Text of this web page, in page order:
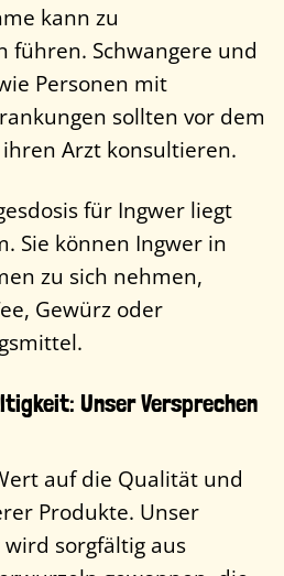
kann zu
führen. Schwangere und
Personen mit
sollten vor dem
Arzt konsultieren.
für Ingwer liegt
Sie können Ingwer in
zu sich nehmen,
Gewürz oder
Unser Versprechen
auf die Qualität und
Produkte. Unser
sorgfältig aus